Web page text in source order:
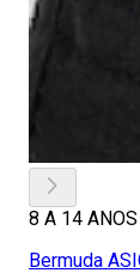
8 A 14 ANOS
Bermuda